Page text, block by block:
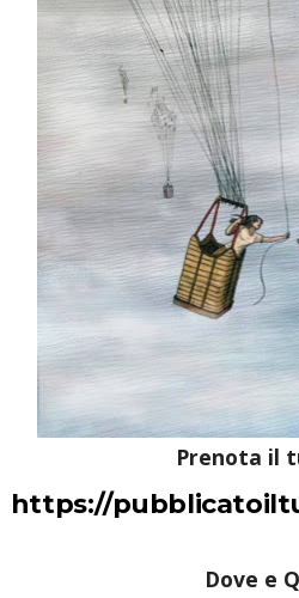
Prenota il
https://
Dove e